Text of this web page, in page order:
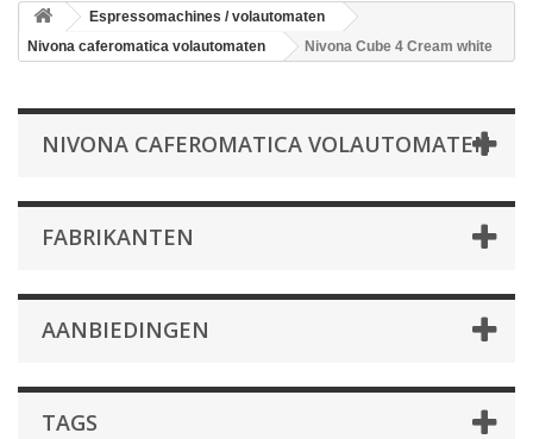
Espressomachines / volautomaten
Nivona caferomatica volautomaten
Nivona Cube 4 Cream white
NIVONA CAFEROMATICA VOLAUTOMATEN
FABRIKANTEN
AANBIEDINGEN
TAGS